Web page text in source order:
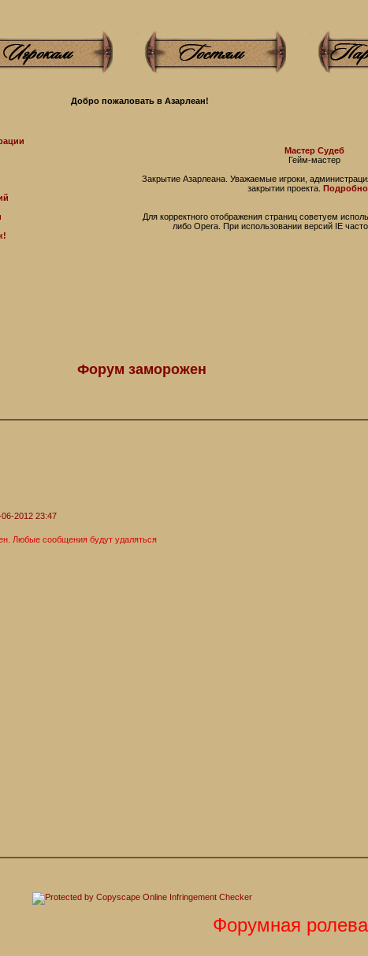
Добро пожаловать в Азарлеан!
Мастер Судеб
Гейм-мастер
Закрытие Азарлеана. Уважаемые игроки,
закрытии проекта.
Для корректного отображения страниц советуем
либо Operа. При использовании версий IE
Форум заморожен
06-2012 23:47
Любые сообщения будут удаляться
Форумная